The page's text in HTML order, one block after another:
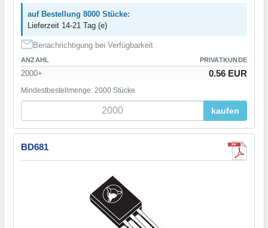
auf Bestellung 8000 Stücke:
Lieferzeit 14-21 Tag (e)
Benachrichtigung bei Verfügbarkeit
ANZAHL PRIVATKUNDE
2000+ 0.56 EUR
Mindestbestellmenge: 2000 Stücke
kaufen
BD681